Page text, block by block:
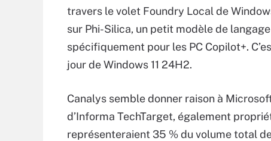
travers le volet Foundry Local de
sur Phi-Silica, un petit modèle de
spécifiquement pour les PC Copilot+.
jour de Windows 11 24H2.
Canalys semble donner raison à
d’Informa TechTarget, également
représenteraient 35 % du volume total